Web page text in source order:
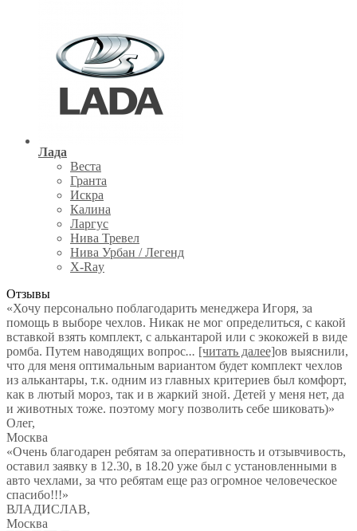
Лада
Веста
Гранта
Искра
Калина
Ларгус
Нива Тревел
Нива Урбан / Легенд
X-Ray
Отзывы
«Хочу персонально поблагодарить менеджера Игоря, за
помощь в выборе чехлов. Никак не мог определиться, с какой
вставкой взять комплект, с алькантарой или с экокожей в виде
ромба. Путем наводящих вопрос... [читать далее]ов выяснили,
что для меня оптимальным вариантом будет комплект чехлов
из алькантары, т.к. одним из главных критериев был комфорт,
как в лютый мороз, так и в жаркий зной. Детей у меня нет, да
и животных тоже. поэтому могу позволить себе шиковать)»
Олег,
Москва
«Очень благодарен ребятам за оперативность и отзывчивость,
оставил заявку в 12.30, в 18.20 уже был с установленными в
авто чехлами, за что ребятам еще раз огромное человеческое
спасибо!!!»
ВЛАДИСЛАВ,
Москва